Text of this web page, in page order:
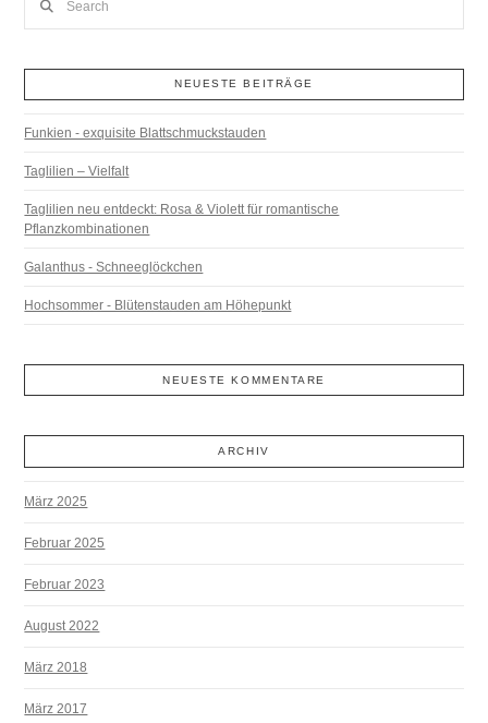
NEUESTE BEITRÄGE
Funkien - exquisite Blattschmuckstauden
Taglilien – Vielfalt
Taglilien neu entdeckt: Rosa & Violett für romantische
Pflanzkombinationen
Galanthus - Schneeglöckchen
Hochsommer - Blütenstauden am Höhepunkt
NEUESTE KOMMENTARE
ARCHIV
März 2025
Februar 2025
Februar 2023
August 2022
März 2018
März 2017